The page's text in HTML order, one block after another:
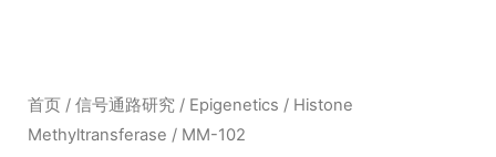
首页/ 信号通路研究/ Epigenetics / Histone
Methyltransferase / MM-102